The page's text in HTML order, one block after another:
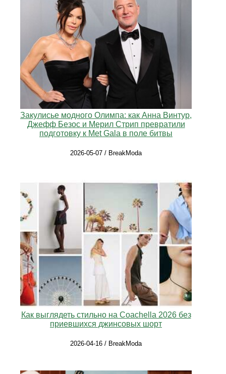
Закулисье модного Олимпа: как Анна Винтур,
Джефф Безос и Мерил Стрип превратили
подготовку к Met Gala в поле битвы
2026-05-07 / BreakModa
Как выглядеть стильно на Coachella 2026 без
приевшихся джинсовых шорт
2026-04-16 / BreakModa